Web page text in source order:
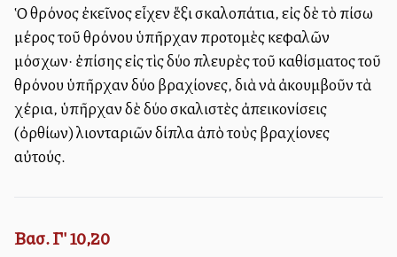
Ὁ θρόνος ἐκεῖνος εἶχεν ἕξι σκαλοπάτια, εἰς δὲ τὸ πίσω
μέρος τοῦ θρόνου ὑπῆρχαν προτομὲς κεφαλῶν
μόσχων· ἐπίσης εἰς τὶς δύο πλευρὲς τοῦ καθίσματος τοῦ
θρόνου ὑπῆρχαν δύο βραχίονες, διὰ νὰ ἀκουμβοῦν τὰ
χέρια, ὑπῆρχαν δὲ δύο σκαλιστὲς ἀπεικονίσεις
(ὀρθίων) λιονταριῶν δίπλα ἀπὸ τοὺς βραχίονες
αὐτούς.
Βασ. Γ' 10,20